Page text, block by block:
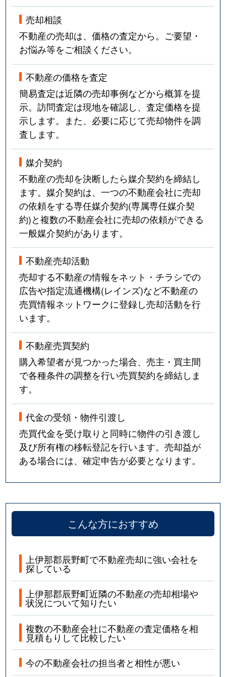
売却相談
不動産の売却は、価格の査定から。ご要望・
お悩み等をご相談ください。
不動産の価格を査定
簡易査定は近隣の売却事例などから概算を提
示。訪問査定は現地を確認し、査定価格を提
示します。また、必要に応じて売却物件を調
査します。
媒介契約
不動産の売却を決断したら媒介契約を締結し
ます。媒介契約は、一つの不動産会社に売却
の依頼をする専任媒介契約(専属専任媒介契
約)と複数の不動産会社に売却の依頼ができる
一般媒介契約があります。
不動産売却活動
売却する不動産の情報をネット・チラシでの
広告や指定流通機構(レインズ)など不動産の
売買情報ネットワークに登録し売却活動を行
います。
不動産売買契約
購入希望者が見つかった場合、売主・買主間
で各種条件の調整を行い売買契約を締結しま
す。
代金の受領・物件引渡し
売買代金を受け取りと同時に物件の引き渡し
及び所有権の移転登記を行います。売却益が
ある場合には、確定申告が必要となります。
こんな方におすすめ
上伊那郡辰野町で不動産売却に強い会社を
探している
上伊那郡辰野町近隣の不動産の売却相場や
状況について知りたい
複数の不動産会社に不動産の査定価格を相
見積もりして比較したい
今の不動産会社の担当者と相性が悪い